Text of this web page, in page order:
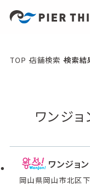
TOP 店舗検索 検索結
ワンジ
ワンジョ
岡山県岡山市北区